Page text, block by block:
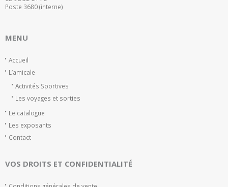
Poste 3680 (interne)
MENU
Accueil
L’amicale
Activités Sportives
Les voyages et sorties
Le catalogue
Les exposants
Contact
VOS DROITS ET CONFIDENTIALITÉ